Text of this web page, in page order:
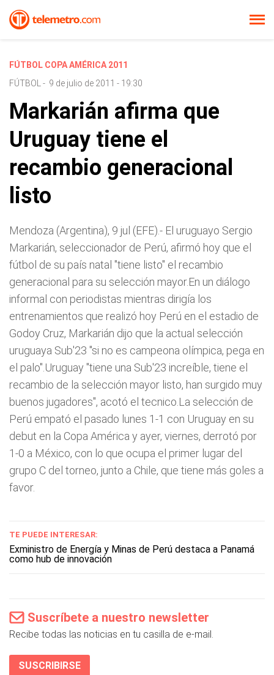
FÚTBOL COPA AMÉRICA 2011
FÚTBOL
- 9 de julio de 2011 - 19:30
Markarián afirma que
Uruguay tiene el
recambio generacional
listo
Mendoza (Argentina), 9 jul (EFE).- El uruguayo Sergio
Markarián, seleccionador de Perú, afirmó hoy que el
fútbol de su país natal "tiene listo" el recambio
generacional para su selección mayor.En un diálogo
informal con periodistas mientras dirigía los
entrenamientos que realizó hoy Perú en el estadio de
Godoy Cruz, Markarián dijo que la actual selección
uruguaya Sub'23 "si no es campeona olímpica, pega en
el palo".Uruguay "tiene una Sub'23 increíble, tiene el
recambio de la selección mayor listo, han surgido muy
buenos jugadores", acotó el tecnico.La selección de
Perú empató el pasado lunes 1-1 con Uruguay en su
debut en la Copa América y ayer, viernes, derrotó por
1-0 a México, con lo que ocupa el primer lugar del
grupo C del torneo, junto a Chile, que tiene más goles a
favor.
TE PUEDE INTERESAR:
Exministro de Energía y Minas de Perú destaca a Panamá
como hub de innovación
Suscríbete a nuestro newsletter
Recibe todas las noticias en tu casilla de e-mail.
SUSCRIBIRSE